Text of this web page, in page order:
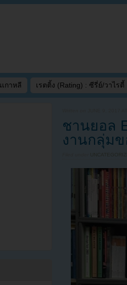
กาหลี เรตติ้ง (Rating) : ซีรี่ย์/วาไรตี้
ชานยอล
งานกลุ่ม